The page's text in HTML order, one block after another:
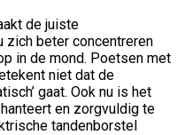
de juiste
zich beter concentreren
in de mond. Poetsen met
niet dat de
gaat. Ook nu is het
en zorgvuldig te
tandenborstel